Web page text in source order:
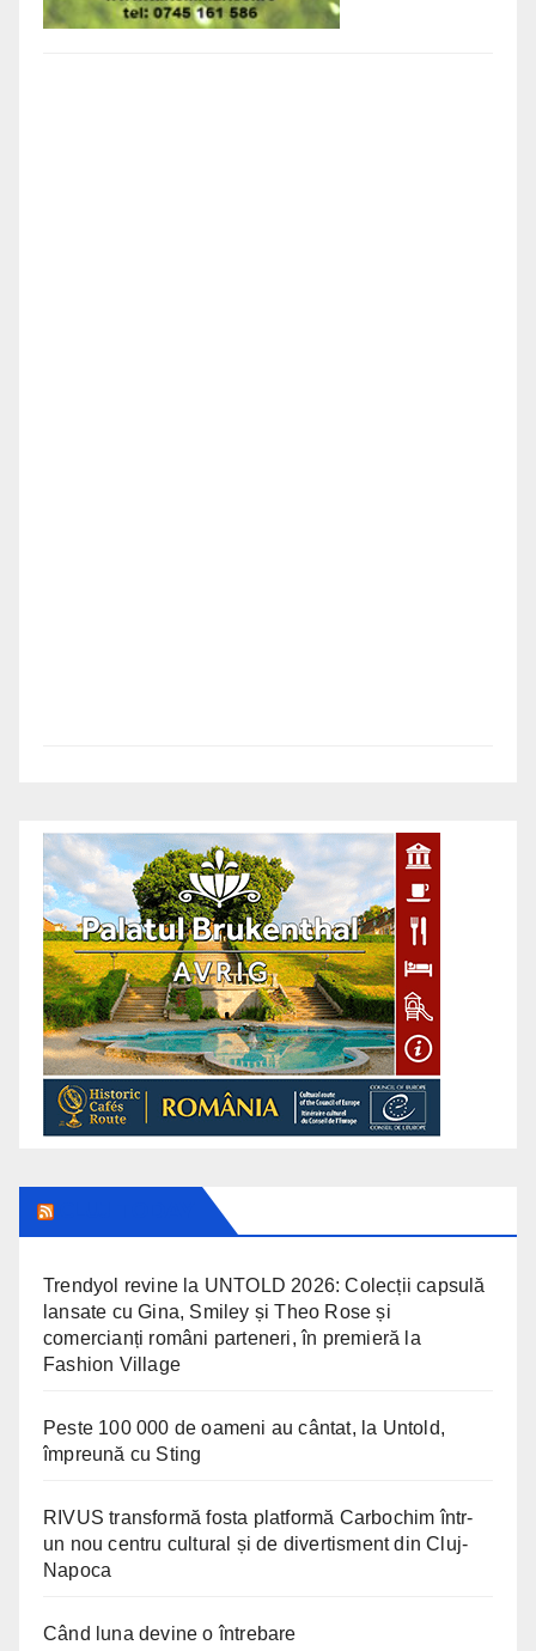
Trendyol revine la UNTOLD 2026: Colecții capsulă
lansate cu Gina, Smiley și Theo Rose și
comercianți români parteneri, în premieră la
Fashion Village
Peste 100 000 de oameni au cântat, la Untold,
împreună cu Sting
RIVUS transformă fosta platformă Carbochim într-
un nou centru cultural și de divertisment din Cluj-
Napoca
Când luna devine o întrebare